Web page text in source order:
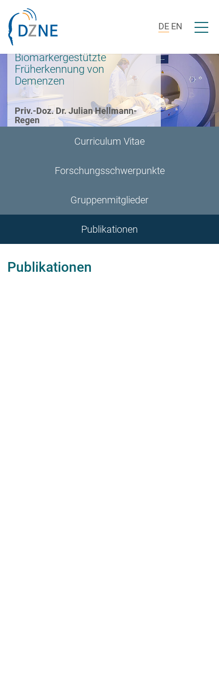
DE EN Menü
Biomarkergestützte
Früherkennung von
Demenzen
Priv.-Doz. Dr. Julian Hellmann-
Regen
Curriculum Vitae
Forschungsschwerpunkte
Gruppenmitglieder
Publikationen
Publikationen